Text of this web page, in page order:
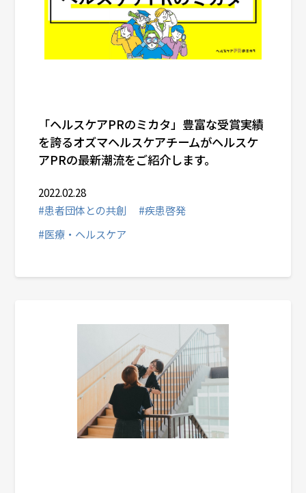
「ヘルスケアPRのミカタ」豊富な受賞実績
を誇るオズマヘルスケアチームがヘルスケ
アPRの最新潮流をご紹介します。
2022.02.28
#患者団体との共創
#疾患啓発
#医療・ヘルスケア